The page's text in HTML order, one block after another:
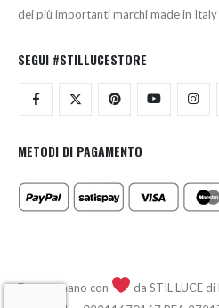
dei più importanti marchi made in
SEGUI #STILLUCESTORE
METODI DI PAGAMENTO
Fatto a mano con
da STIL LUCE